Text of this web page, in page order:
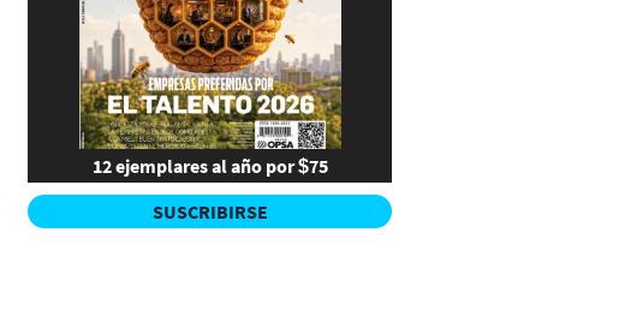
12 ejemplares al año por $75
SUSCRIBIRSE